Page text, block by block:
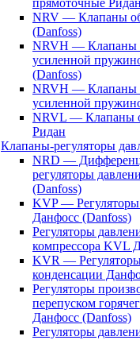
прямоточные Ридан
NRV — Клапаны
(Danfoss)
NRVH — Клапаны
усиленной
(Danfoss)
NRVH — Клапаны
усиленной
NRVL — Клапаны
Ридан
Клапаны-регуляторы
NRD —
регуляторы
(Danfoss)
KVP — Регуляторы
Данфосс (Danfoss)
Регуляторы
компрессора KVL
KVR —
конденсации
Регуляторы
перепуском
Данфосс (Danfoss)
Регуляторы